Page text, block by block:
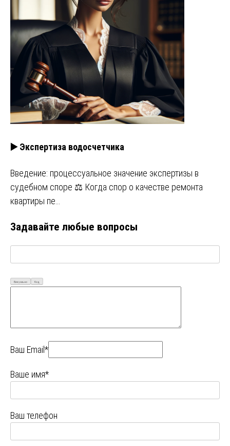
▶️ Экспертиза водосчетчика
Введение: процессуальное значение экспертизы в
судебном споре ⚖️ Когда спор о качестве ремонта
квартиры пе…
Задавайте любые вопросы
Визуально Код
Ваш Email*
Ваше имя*
Ваш телефон